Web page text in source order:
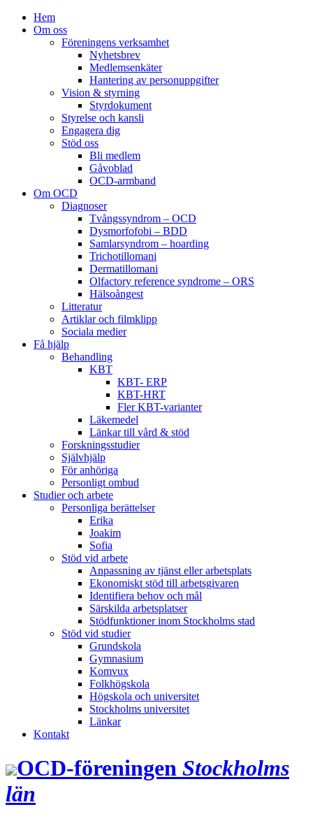
Hem
Om oss
Föreningens verksamhet
Nyhetsbrev
Medlemsenkäter
Hantering av personuppgifter
Vision & styrning
Styrdokument
Styrelse och kansli
Engagera dig
Stöd oss
Bli medlem
Gåvoblad
OCD-armband
Om OCD
Diagnoser
Tvångssyndrom – OCD
Dysmorfofobi – BDD
Samlarsyndrom – hoarding
Trichotillomani
Dermatillomani
Olfactory reference syndrome – ORS
Hälsoångest
Litteratur
Artiklar och filmklipp
Sociala medier
Få hjälp
Behandling
KBT
KBT- ERP
KBT-HRT
Fler KBT-varianter
Läkemedel
Länkar till vård & stöd
Forskningsstudier
Självhjälp
För anhöriga
Personligt ombud
Studier och arbete
Personliga berättelser
Erika
Joakim
Sofia
Stöd vid arbete
Anpassning av tjänst eller arbetsplats
Ekonomiskt stöd till arbetsgivaren
Identifiera behov och mål
Särskilda arbetsplatser
Stödfunktioner inom Stockholms stad
Stöd vid studier
Grundskola
Gymnasium
Komvux
Folkhögskola
Högskola och universitet
Stockholms universitet
Länkar
Kontakt
OCD‑föreningen Stockholms
län